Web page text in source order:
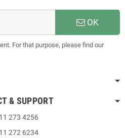
OK
For that purpose, please find our
& SUPPORT
273 4256
272 6234